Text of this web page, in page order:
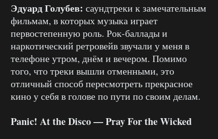
Эдуард Голубев: саундтреки к замечательным
фильмам, в которых музыка играет
первостепенную роль. Рок-баллады и
наркотический ретровейв звучали у меня в
телефоне утром, днём и вечером. Помимо
того, что треки вышли отменными, это
отличный способ пересмотреть прекрасное
кино у себя в голове по пути по своим делам.
Panic! At the Disco — Pray For the Wicked